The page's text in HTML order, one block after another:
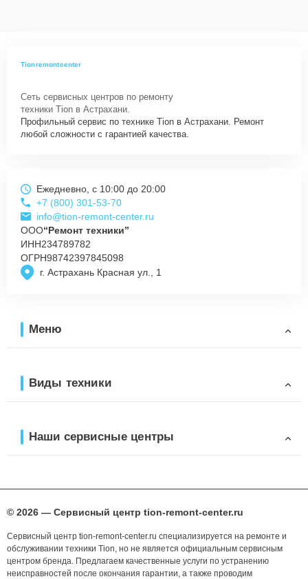
Tionremontcenter
Сеть сервисных центров по ремонту
техники Tion в Астрахани.
Профильный сервис по технике Tion в Астрахани. Ремонт
любой сложности с гарантией качества.
г. Астрахань Красная ул., 1
Ежедневно, с 10:00 до 20:00
+7 (800) 301-53-70
info@tion-remont-center.ru
ООО“Ремонт техники”
ИНН234789782
ОГРН98742397845098
Меню
Виды техники
Наши сервисные центры
© 2026 — Сервисный центр tion-remont-center.ru
Сервисный центр tion-remont-center.ru специализируется на ремонте и
обслуживании техники Tion, но не является официальным сервисным
центром бренда. Предлагаем качественные услуги по устранению
неисправностей после окончания гарантии, а также проводим